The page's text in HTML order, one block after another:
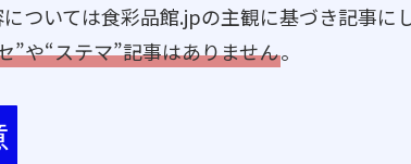
ついては食彩品館.jpの主観に基づき記事に
”や“ステマ”記事はありません。